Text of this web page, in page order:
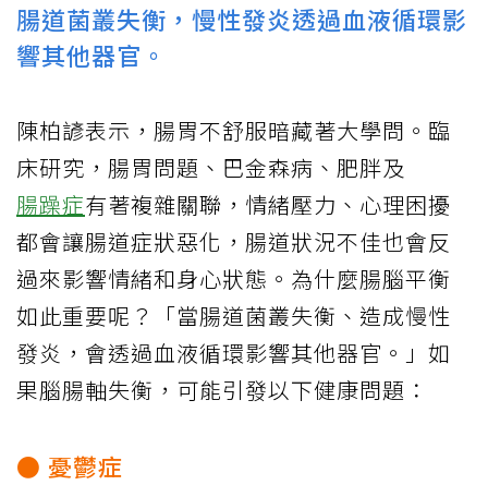
腸道菌叢失衡，慢性發炎透過血液循環影
響其他器官。
陳柏諺表示，腸胃不舒服暗藏著大學問。臨
床研究，腸胃問題、巴金森病、肥胖及
腸躁症有著複雜關聯，情緒壓力、心理困擾
都會讓腸道症狀惡化，腸道狀況不佳也會反
過來影響情緒和身心狀態。為什麼腸腦平衡
如此重要呢？「當腸道菌叢失衡、造成慢性
發炎，會透過血液循環影響其他器官。」如
果腦腸軸失衡，可能引發以下健康問題：
● 憂鬱症